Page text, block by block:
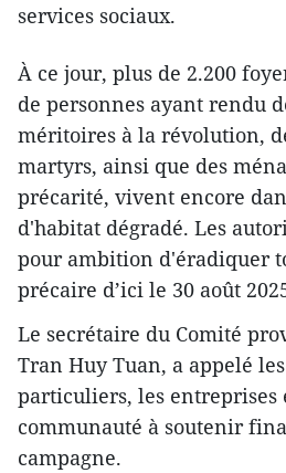
services sociaux.
À ce jour, plus de 2.200
de personnes ayant rendu
méritoires à la révolution,
martyrs, ainsi que des
précarité, vivent encore
d'habitat dégradé. Les
pour ambition d'éradiquer
précaire d’ici le 30 août
Le secrétaire du Comité
Tran Huy Tuan, a appelé
particuliers, les entreprises
communauté à soutenir
campagne.